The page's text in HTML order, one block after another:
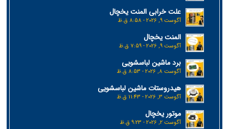
علت خرابی المنت یخچال
آگوست 9, 2026 - 8:58 ق.ظ
المنت یخچال
آگوست 9, 2026 - 7:59 ق.ظ
برد ماشین لباسشویی
آگوست 8, 2026 - 8:53 ق.ظ
هیدروستات ماشین لباسشویی
آگوست 3, 2026 - 11:43 ق.ظ
موتور یخچال
آگوست 2, 2026 - 9:23 ق.ظ